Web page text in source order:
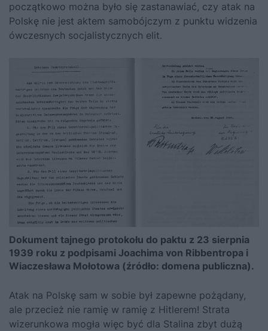
początkowo można było się zastanawiać, czy atak na
Polskę nie jest aktem samobójczym z punktu widzenia
ówczesnych socjalistycznych elit.
Dokument tajnego protokołu do paktu z 23 sierpnia
1939 roku z podpisami Joachima von Ribbentropa i
Wiaczesława Mołotowa (źródło: domena publiczna).
Atak na Polskę sam w sobie był zapewne pożądany,
ale przecież nie ramię w ramię z Hitlerem! Strata
wizerunkowa mogła więc być dla Stalina zbyt dużą